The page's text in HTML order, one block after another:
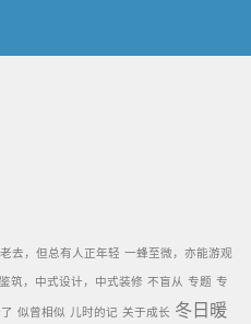
去，但总有人正年轻 一蜂至微，亦能游观
鉴筑，中式设计，中式装修 不盲从 专题 专
似曾相似 儿时的记 关于成长 冬日暖